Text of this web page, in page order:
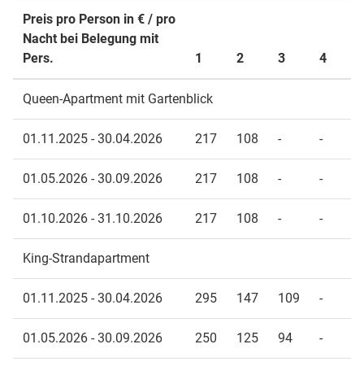
Preis pro Person in € / pro
Nacht bei Belegung mit
Pers.
1 2 3 4
Queen-Apartment mit Gartenblick
01.11.2025 - 30.04.2026 217 108 - -
01.05.2026 - 30.09.2026 217 108 - -
01.10.2026 - 31.10.2026 217 108 - -
King-Strandapartment
01.11.2025 - 30.04.2026 295 147 109 -
01.05.2026 - 30.09.2026 250 125 94 -